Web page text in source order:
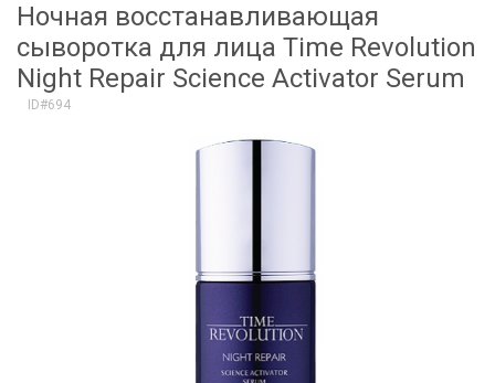
Ночная восстанавливающая
сыворотка для лица Time Revolution
Night Repair Science Activator Serum
ID#694